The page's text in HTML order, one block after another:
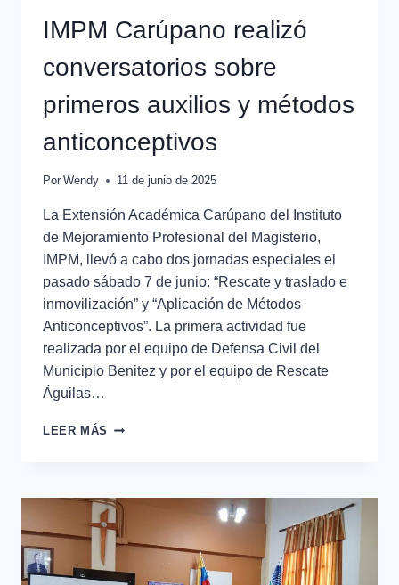
IMPM Carúpano realizó
conversatorios sobre
primeros auxilios y métodos
anticonceptivos
Por Wendy 11 de junio de 2025
La Extensión Académica Carúpano del Instituto
de Mejoramiento Profesional del Magisterio,
IMPM, llevó a cabo dos jornadas especiales el
pasado sábado 7 de junio: “Rescate y traslado e
inmovilización” y “Aplicación de Métodos
Anticonceptivos”. La primera actividad fue
realizada por el equipo de Defensa Civil del
Municipio Benitez y por el equipo de Rescate
Águilas…
LEER MÁS